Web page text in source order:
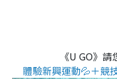
《U GO》
體驗新興運動💦＋競